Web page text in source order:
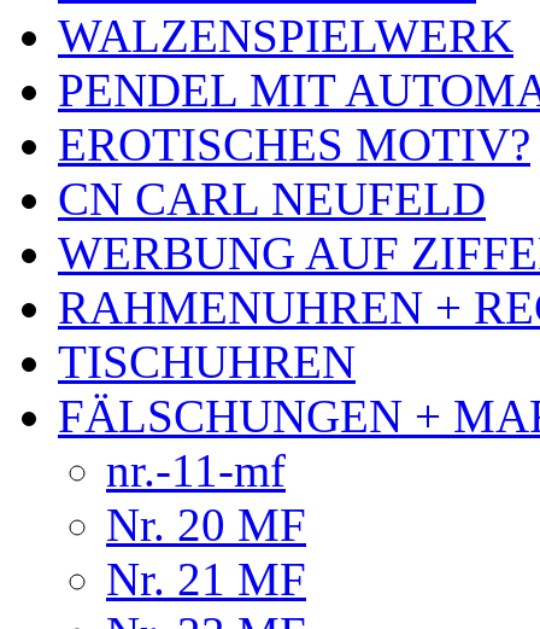
WALZENSPIELWERK
PENDEL MIT
EROTISCHES MOTIV?
CN CARL NEUFELD
WERBUNG AUF
RAHMENUHREN +
TISCHUHREN
FÄLSCHUNGEN +
nr.-11-mf
Nr. 20 MF
Nr. 21 MF